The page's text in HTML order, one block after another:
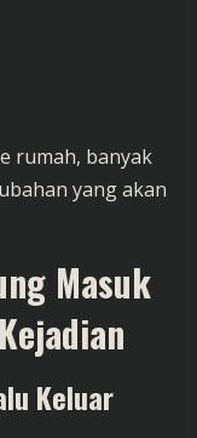
rumah, banyak
yang akan
Masuk
Keluar